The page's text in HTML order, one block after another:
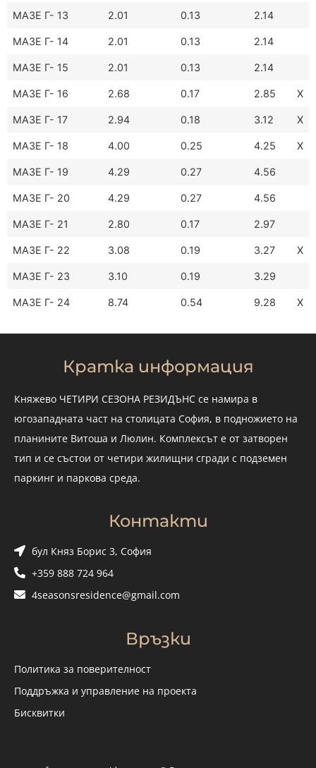
МАЗЕ Г- 13 2.01 0.13 2.14
МАЗЕ Г- 14 2.01 0.13 2.14
МАЗЕ Г- 15 2.01 0.13 2.14
МАЗЕ Г- 16 2.68 0.17 2.85 X
МАЗЕ Г- 17 2.94 0.18 3.12 X
МАЗЕ Г- 18 4.00 0.25 4.25 X
МАЗЕ Г- 19 4.29 0.27 4.56
МАЗЕ Г- 20 4.29 0.27 4.56
МАЗЕ Г- 21 2.80 0.17 2.97
МАЗЕ Г- 22 3.08 0.19 3.27 X
МАЗЕ Г- 23 3.10 0.19 3.29
МАЗЕ Г- 24 8.74 0.54 9.28 X
Кратка информация
Княжево ЧЕТИРИ СЕЗОНА РЕЗИДЪНС се намира в
югозападната част на столицата София, в подножието на
планините Витоша и Люлин. Комплексът е от затворен
тип и се състои от четири жилищни сгради с подземен
паркинг и паркова среда.
Контакти
бул Княз Борис 3, София
+359 888 724 964
4seasonsresidence@gmail.com
Връзки
Политика за поверителност
Поддръжка и управление на проекта
Бисквитки